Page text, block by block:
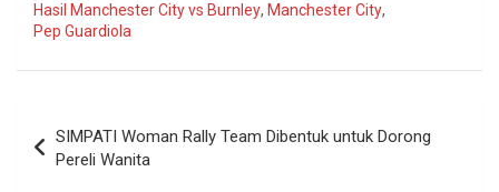
Hasil Manchester City vs Burnley, Manchester City,
Pep Guardiola
pos
SIMPATI Woman Rally Team Dibentuk untuk Dorong
Pereli Wanita